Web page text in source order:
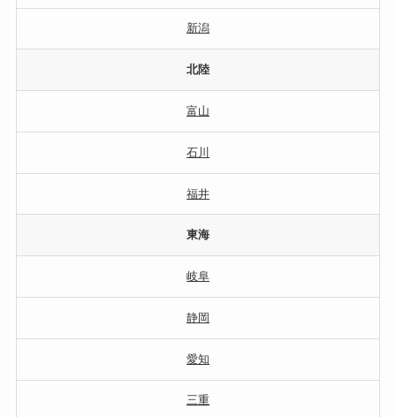
新潟
北陸
富山
石川
福井
東海
岐阜
静岡
愛知
三重